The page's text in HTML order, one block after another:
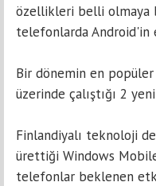
özellikleri belli olmaya
telefonlarda Android'in
Bir dönemin en
üzerinde çalıştığı 2
Finlandiyalı teknoloji
ürettiği Windows
telefonlar beklenen